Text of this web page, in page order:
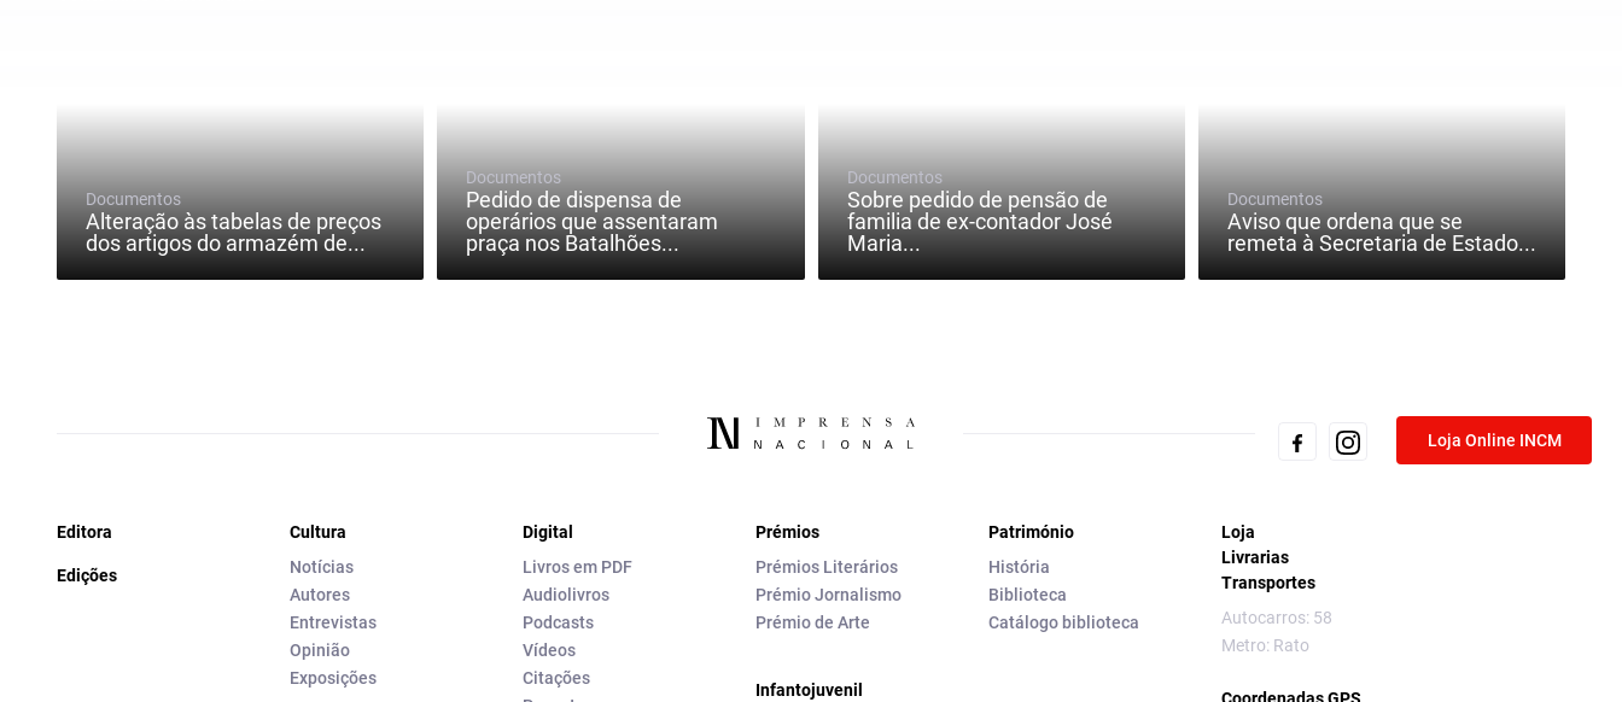
Documentos
Alteração às tabelas de preços
dos artigos do armazém de...
Documentos
Pedido de dispensa de
operários que assentaram
praça nos Batalhões...
Documentos
Sobre pedido de pensão de
familia de ex-contador José
Maria...
Documentos
Aviso que ordena que se
remeta à Secretaria de Estado...
Loja Online INCM
Editora
Edições
Cultura
Notícias
Autores
Entrevistas
Opinião
Exposições
Digital
Livros em PDF
Audiolivros
Podcasts
Vídeos
Citações
Prémios
Prémios Literários
Prémio Jornalismo
Prémio de Arte
Infantojuvenil
Património
História
Biblioteca
Catálogo biblioteca
Loja
Livrarias
Transportes
Autocarros: 58
Metro: Rato